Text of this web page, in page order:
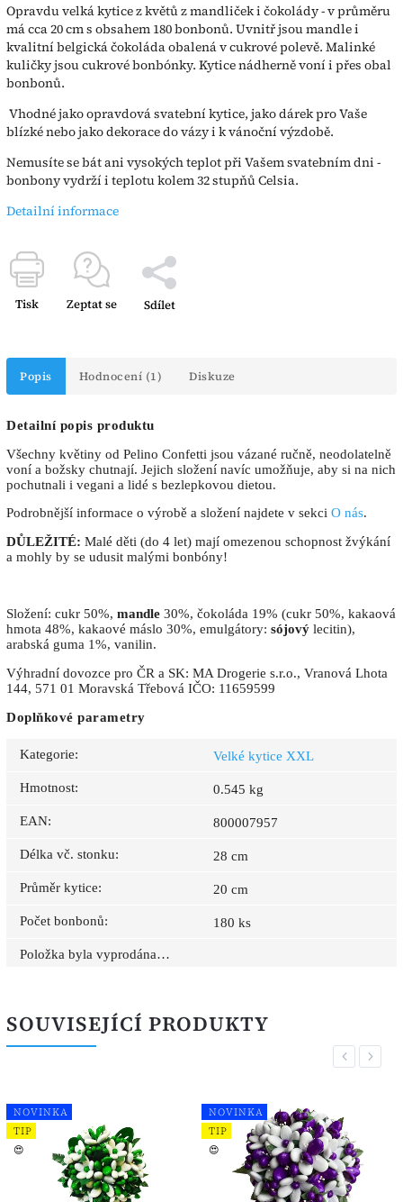
Opravdu velká kytice z květů z mandliček i čokolády - v průměru
má cca 20 cm s obsahem 180 bonbonů. Uvnitř jsou mandle i
kvalitní belgická čokoláda obalená v cukrové polevě. Malinké
kuličky jsou cukrové bonbónky. Kytice nádherně voní i přes obal
bonbonů.
Vhodné jako opravdová svatební kytice, jako dárek pro Vaše
blízké nebo jako dekorace do vázy i k vánoční výzdobě.
Nemusíte se bát ani vysokých teplot při Vašem svatebním dni -
bonbony vydrží i teplotu kolem 32 stupňů Celsia.
Detailní informace
Tisk Zeptat se Sdílet
Popis Hodnocení (1) Diskuze
Detailní popis produktu
Všechny květiny od Pelino Confetti jsou vázané ručně, neodolatelně
voní a božsky chutnají. Jejich složení navíc umožňuje, aby si na nich
pochutnali i vegani a lidé s bezlepkovou dietou.
Podrobnější informace o výrobě a složení najdete v sekci O nás.
DŮLEŽITÉ: Malé děti (do 4 let) mají omezenou schopnost žvýkání
a mohly by se udusit malými bonbóny!
Složení: cukr 50%, mandle 30%, čokoláda 19% (cukr 50%, kakaová
hmota 48%, kakaové máslo 30%, emulgátory: sójový lecitin),
arabská guma 1%, vanilin.
Výhradní dovozce pro ČR a SK: MA Drogerie s.r.o., Vranová Lhota
144, 571 01 Moravská Třebová IČO: 11659599
Doplňkové parametry
Kategorie: Velké kytice XXL
Hmotnost: 0.545 kg
EAN: 800007957
Délka vč. stonku: 28 cm
Průměr kytice: 20 cm
Počet bonbonů: 180 ks
Položka byla vyprodána…
SOUVISEJÍCÍ PRODUKTY
Previous
NOVINKA
TIP
😍
NOVINKA
TIP
😍
Next